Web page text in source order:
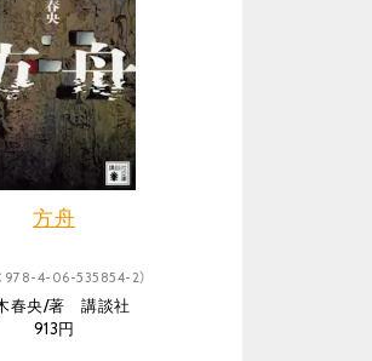
方舟
：978-4-06-535854-2）
春央/著 講談社
913円